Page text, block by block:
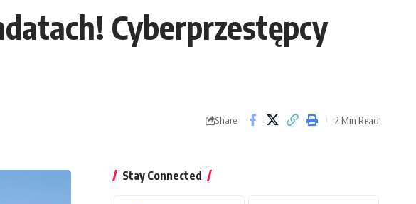
Cyberprzestępcy
Share 2 Min Read
Stay Connected